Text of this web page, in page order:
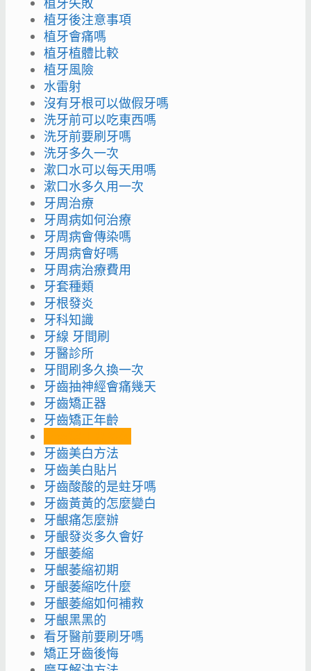
植牙後注意事項
植牙會痛嗎
植牙植體比較
植牙風險
水雷射
沒有牙根可以做假牙嗎
洗牙前可以吃東西嗎
洗牙前要刷牙嗎
洗牙多久一次
漱口水可以每天用嗎
漱口水多久用一次
牙周治療
牙周病如何治療
牙周病會傳染嗎
牙周病會好嗎
牙周病治療費用
牙套種類
牙根發炎
牙科知識
牙線 牙間刷
牙醫診所
牙間刷多久換一次
牙齒抽神經會痛幾天
牙齒矯正器
牙齒矯正年齡
牙齒美白方法
牙齒美白貼片
牙齒酸酸的是蛀牙嗎
牙齒黃黃的怎麼變白
牙齦痛怎麼辦
牙齦發炎多久會好
牙齦萎縮
牙齦萎縮初期
牙齦萎縮吃什麼
牙齦萎縮如何補救
牙齦黑黑的
看牙醫前要刷牙嗎
矯正牙齒後悔